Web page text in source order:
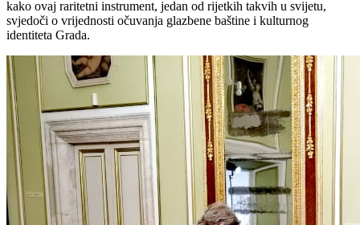
kako ovaj raritetni instrument, jedan od rijetkih takvih u svijetu,
svjedoči o vrijednosti očuvanja glazbene baštine i kulturnog
identiteta Grada.